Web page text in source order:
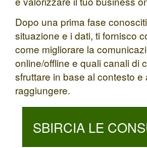
Dopo una prima fase
situazione e i dati, ti fornisco
come migliorare la
online/offline e quali canali di
sfruttare in base al contesto e
raggiungere.
SBIRCIA LE